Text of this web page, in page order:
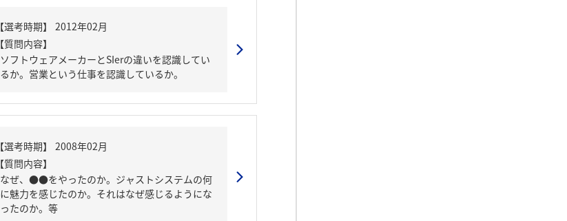
【質問内容】
ソフトウェアメーカーとSIerの違いを認識してい
るか。営業という仕事を認識しているか。
【質問内容】
なぜ、●●をやったのか。ジャストシステムの何
に魅力を感じたのか。それはなぜ感じるようにな
ったのか。等